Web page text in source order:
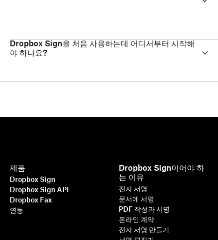
Dropbox Sign을 처음 사용하는데 어디서부터 시작해
야 하나요?
제품
Dropbox Sign
Dropbox Sign API
Dropbox Fax
연동
Dropbox Sign이어야 하
는 이유
전자 서명
문서에 서명
PDF 작성과 서명
온라인 계약
전자 서명 만들기